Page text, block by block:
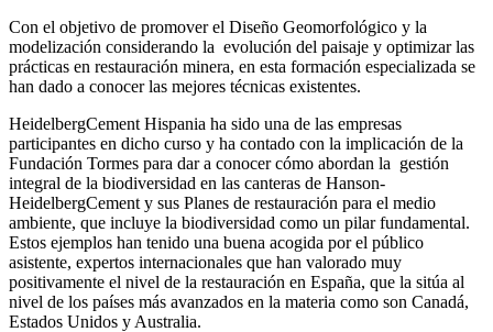
Con el objetivo de promover el Diseño Geomorfológico y la
modelización considerando la evolución del paisaje y optimizar las
prácticas en restauración minera, en esta formación especializada se
han dado a conocer las mejores técnicas existentes.
HeidelbergCement Hispania ha sido una de las empresas
participantes en dicho curso y ha contado con la implicación de la
Fundación Tormes para dar a conocer cómo abordan la gestión
integral de la biodiversidad en las canteras de Hanson-
HeidelbergCement y sus Planes de restauración para el medio
ambiente, que incluye la biodiversidad como un pilar fundamental.
Estos ejemplos han tenido una buena acogida por el público
asistente, expertos internacionales que han valorado muy
positivamente el nivel de la restauración en España, que la sitúa al
nivel de los países más avanzados en la materia como son Canadá,
Estados Unidos y Australia.